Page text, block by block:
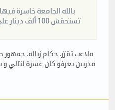
تستحقش 100
ملاعب تقزز، حكام زبالة، جمهور
مدربين يعرفو كان عشرة لتالي